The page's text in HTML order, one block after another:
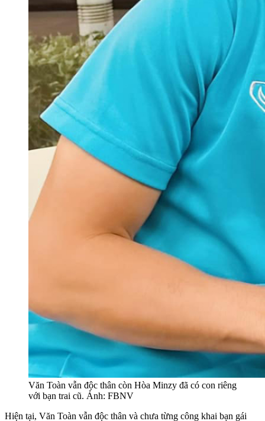
Văn Toàn vẫn độc thân còn Hòa Minzy đã có con riêng
với bạn trai cũ. Ảnh: FBNV
Hiện tại, Văn Toàn vẫn độc thân và chưa từng công khai bạn gái